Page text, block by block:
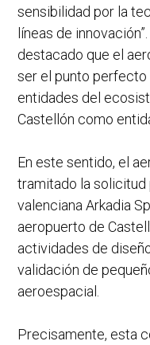
sensibilidad por la
líneas de
destacado que el
ser el punto perfecto
entidades del
Castellón como
En este sentido, el
tramitado la solicitud
valenciana Arkadia
aeropuerto de
actividades de
validación de
aeroespacial.
Precisamente, esta